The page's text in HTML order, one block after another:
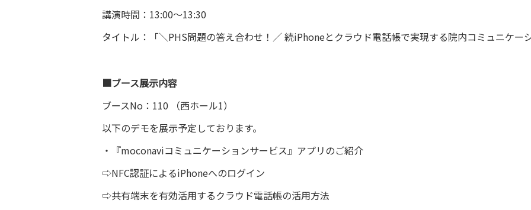
講演時間：13:00～13:30
タイトル：「＼PHS問題の答え合わせ！／ 続iPhoneとクラウド電話帳で実現する院内コミュニケー
■ブース展示内容
ブースNo：110 （西ホール1）
以下のデモを展示予定しております。
・『moconaviコミュニケーションサービス』アプリのご紹介
⇨NFC認証によるiPhoneへのログイン
⇨共有端末を有効活用するクラウド電話帳の活用方法